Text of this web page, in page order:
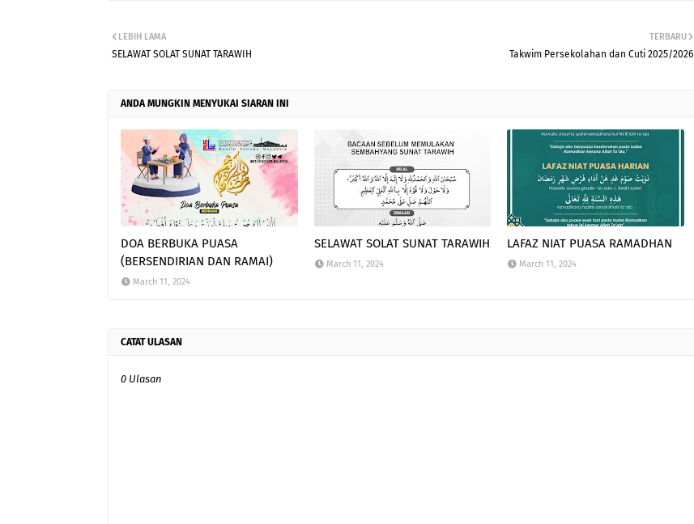
TERBARU
Takwim Persekolahan dan Cuti 2025/2026
LEBIH LAMA
SELAWAT SOLAT SUNAT TARAWIH
ANDA MUNGKIN MENYUKAI SIARAN INI
DOA BERBUKA PUASA
(BERSENDIRIAN DAN RAMAI)
March 11, 2024
SELAWAT SOLAT SUNAT TARAWIH
March 11, 2024
LAFAZ NIAT PUASA RAMADHAN
March 11, 2024
CATAT ULASAN
0 Ulasan